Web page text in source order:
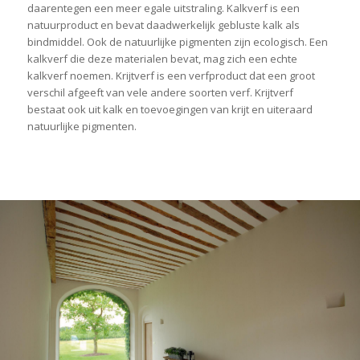
daarentegen een meer egale uitstraling. Kalkverf is een
natuurproduct en bevat daadwerkelijk gebluste kalk als
bindmiddel. Ook de natuurlijke pigmenten zijn ecologisch. Een
kalkverf die deze materialen bevat, mag zich een echte
kalkverf noemen. Krijtverf is een verfproduct dat een groot
verschil afgeeft van vele andere soorten verf. Krijtverf
bestaat ook uit kalk en toevoegingen van krijt en uiteraard
natuurlijke pigmenten.